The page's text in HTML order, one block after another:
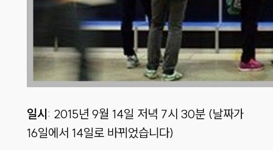
일시 : 2015년 9월 14일 저녁 7시 30분 (날짜가
16일에서 14일로 바뀌었습니다)